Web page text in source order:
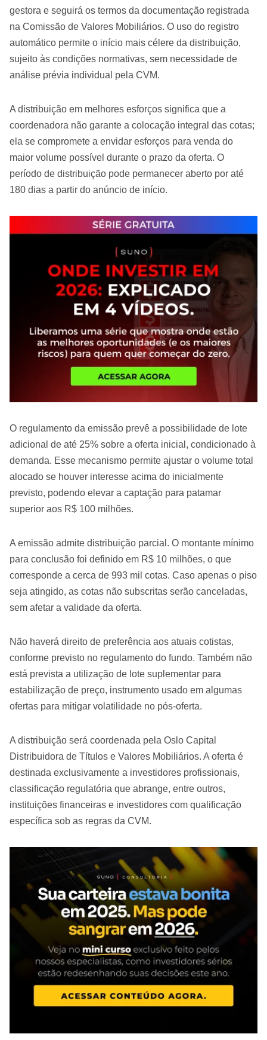
gestora e seguirá os termos da documentação registrada
na Comissão de Valores Mobiliários. O uso do registro
automático permite o início mais célere da distribuição,
sujeito às condições normativas, sem necessidade de
análise prévia individual pela CVM.
A distribuição em melhores esforços significa que a
coordenadora não garante a colocação integral das cotas;
ela se compromete a envidar esforços para venda do
maior volume possível durante o prazo da oferta. O
período de distribuição pode permanecer aberto por até
180 dias a partir do anúncio de início.
O regulamento da emissão prevê a possibilidade de lote
adicional de até 25% sobre a oferta inicial, condicionado à
demanda. Esse mecanismo permite ajustar o volume total
alocado se houver interesse acima do inicialmente
previsto, podendo elevar a captação para patamar
superior aos R$ 100 milhões.
A emissão admite distribuição parcial. O montante mínimo
para conclusão foi definido em R$ 10 milhões, o que
corresponde a cerca de 993 mil cotas. Caso apenas o piso
seja atingido, as cotas não subscritas serão canceladas,
sem afetar a validade da oferta.
Não haverá direito de preferência aos atuais cotistas,
conforme previsto no regulamento do fundo. Também não
está prevista a utilização de lote suplementar para
estabilização de preço, instrumento usado em algumas
ofertas para mitigar volatilidade no pós-oferta.
A distribuição será coordenada pela Oslo Capital
Distribuidora de Títulos e Valores Mobiliários. A oferta é
destinada exclusivamente a investidores profissionais,
classificação regulatória que abrange, entre outros,
instituições financeiras e investidores com qualificação
específica sob as regras da CVM.